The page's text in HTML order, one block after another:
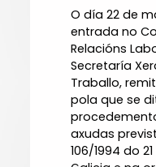
O día 22 de
entrada no
Relacións
Secretaría
Traballo,
pola que se
axudas
106/1994 do